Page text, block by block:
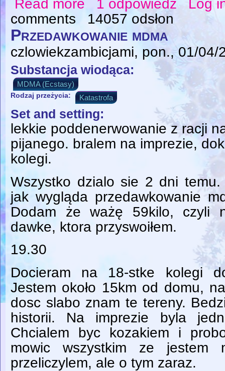
Read more 1 odpowiedź
Log
comments
14057 odsłon
Przedawkowanie mdma
czlowiekzambicjami, pon., 01/04/
Substancja wiodąca:
MDMA (Ecstasy)
Rodzaj przeżycia: Katastrofa
Set and setting:
lekkie poddenerwowanie z racji
pijanego. bralem na imprezie,
kolegi.
Wszystko dzialo sie 2 dni
jak wygląda przedawkowanie
Dodam że ważę 59kilo, czyli
dawke, ktora przyswoiłem.
19.30
Docieram na 18-stke kolegi
Jestem około 15km od domu,
dosc slabo znam te tereny.
historii. Na imprezie byla
Chcialem byc kozakiem i
mowic wszystkim ze jestem
przeliczylem, ale o tym zaraz.